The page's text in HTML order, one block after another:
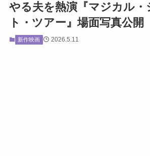
やる夫を熱演『マジカル・
ト・ツアー』場面写真公開
新作映画 2026.5.11